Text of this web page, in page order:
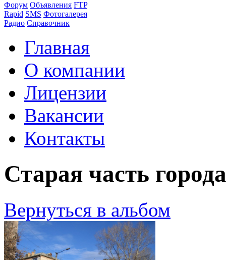
Форум Объявления FTP
Rapid SMS Фотогалерея
Радио Справочник
Главная
О компании
Лицензии
Вакансии
Контакты
Старая часть
Вернуться в альбом